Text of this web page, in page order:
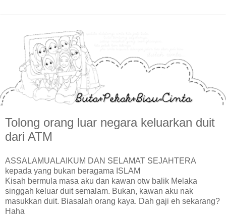
Tolong orang luar negara keluarkan duit
dari ATM
ASSALAMUALAIKUM DAN SELAMAT SEJAHTERA
kepada yang bukan beragama ISLAM
Kisah bermula masa aku dan kawan otw balik Melaka
singgah keluar duit semalam. Bukan, kawan aku nak
masukkan duit. Biasalah orang kaya. Dah gaji eh sekarang?
Haha